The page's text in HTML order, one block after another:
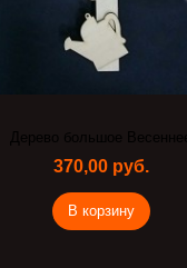
Дерево большое Весеннее
370,00 руб.
В корзину